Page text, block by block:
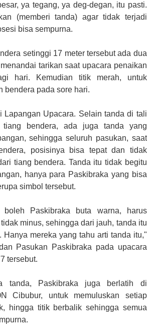
ya tegang, ya deg-degan, itu pasti.
(memberi tanda) agar tidak terjadi
bisa sempurna.
setinggi 17 meter tersebut ada dua
tarikan saat upacara penaikan
hari. Kemudian titik merah, untuk
bendera pada sore hari.
Lapangan Upacara. Selain tanda di tali
bendera, ada juga tanda yang
sehingga seluruh pasukan, saat
posisinya bisa tepat dan tidak
tiang bendera. Tanda itu tidak begitu
hanya para Paskibraka yang bisa
simbol tersebut.
Paskibraka buta warna, harus
minus, sehingga dari jauh, tanda itu
Hanya mereka yang tahu arti tanda itu,"
Pasukan Paskibraka pada upacara
tersebut.
tanda, Paskibraka juga berlatih di
Cibubur, untuk memuluskan setiap
hingga titik berbalik sehingga semua